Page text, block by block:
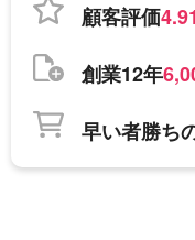
顧客評価4.91
創業12年
早い者勝ち